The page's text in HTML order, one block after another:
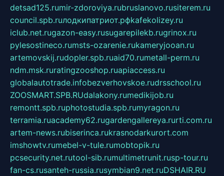
detsad125.rumir-zdoroviya.rubruslanovo.rusiterem.ru
council.spb.ruлодкипатриот.рфkafekolizey.ru
iclub.net.rugazon-easy.rusugarepilekb.rugrinox.ru
pylesostineco.rumsts-ozarenie.rukameryjooan.ru
artemovskij.rudopler.spb.ruaid70.rumetall-perm.ru
ndm.msk.ruratingzooshop.ruapiaccess.ru
globalautotrade.infobezverhovskoe.rudrsschool.ru
ZOOSMART.SPB.RUdalakony.rumedikijob.ru
remontt.spb.ruphotostudia.spb.rumyragon.ru
terramia.ruacademy62.rugardengallereya.rurti.com.ru
artem-news.rubiserinca.rukrasnodarkurort.com
imshowtv.rumebel-v-tule.rumobtopik.ru
pcsecurity.net.rutool-sib.rumultimetrunit.rusp-tour.ru
fan-cs.rusanteh-russia.rusymbian9.net.ruDSHAIR.RU